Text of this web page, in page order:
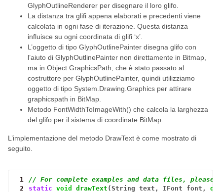
GlyphOutlineRenderer per disegnare il loro glifo.
La distanza tra glifi appena elaborati e precedenti viene
calcolata in ogni fase di iterazione. Questa distanza
influisce su ogni coordinata di glifi ‘x’.
L’oggetto di tipo GlyphOutlinePainter disegna glifo con
l’aiuto di GlyphOutlinePainter non direttamente in Bitmap,
ma in Object GraphicsPath, che è stato passato al
costruttore per GlyphOutlinePainter, quindi utilizziamo
oggetto di tipo System.Drawing.Graphics per attirare
graphicspath in BitMap.
Metodo FontWidthToImageWith() che calcola la larghezza
del glifo per il sistema di coordinate BitMap.
L’implementazione del metodo DrawText è come mostrato di
seguito.
1
// For complete examples and data files, please
2
static void drawText (String text, IFont font,